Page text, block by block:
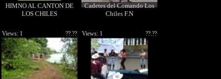
HIMNO AL CANTON DE
LOS CHILES
Cadetes del Comando Los
Chiles F.N
??.??
Views: 1 ??.??
Views: 1